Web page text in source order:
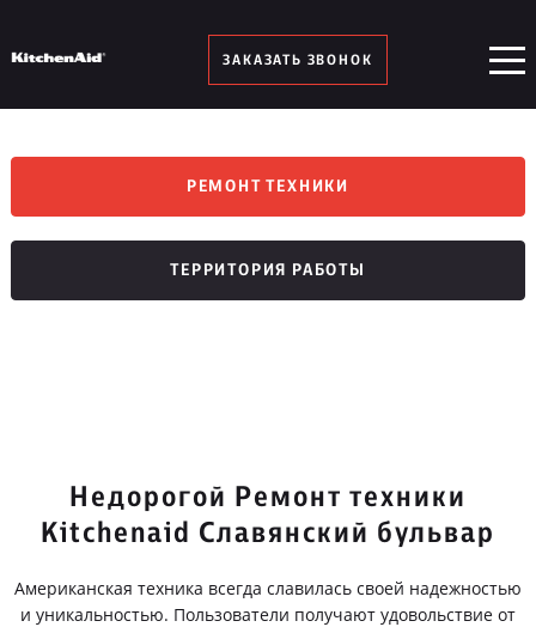
ЗАКАЗАТЬ ЗВОНОК
РЕМОНТ ТЕХНИКИ
ТЕРРИТОРИЯ РАБОТЫ
Недорогой Ремонт техники
Kitchenaid Славянский бульвар
Американская техника всегда славилась своей надежностью
и уникальностью. Пользователи получают удовольствие от